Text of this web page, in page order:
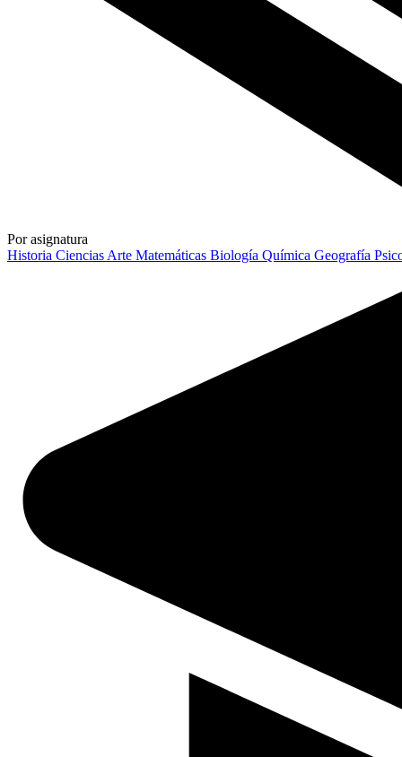
Por asignatura
Historia Ciencias Arte Matemáticas Biología Química Geografía